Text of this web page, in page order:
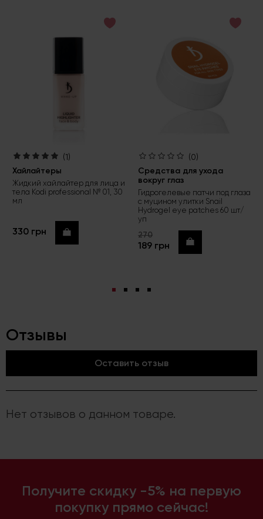
(1)
Хайлайтеры
Жидкий хайлайтер для лица и
тела Kodi professional № 01, 30
мл
330 грн Купить
(0)
Средства для ухода
вокруг глаз
Гидрогелевые патчи под глаза
с муцином улитки Snail
Hydrogel eye patches 60 шт/
уп
270
189 грн Купить
Отзывы
Оставить отзыв
Нет отзывов о данном товаре.
Получите скидку -5% на первую
покупку прямо сейчас!